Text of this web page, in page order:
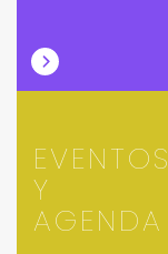
EVENTOS
Y
AGENDA